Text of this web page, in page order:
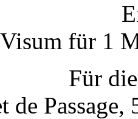
für
Für
de